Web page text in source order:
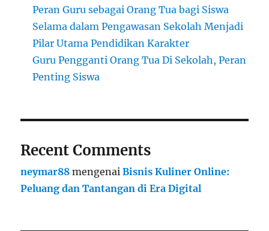
Peran Guru sebagai Orang Tua bagi Siswa
Selama dalam Pengawasan Sekolah Menjadi
Pilar Utama Pendidikan Karakter
Guru Pengganti Orang Tua Di Sekolah, Peran
Penting Siswa
Recent Comments
neymar88 mengenaiBisnis Kuliner Online:
Peluang dan Tantangan di Era Digital